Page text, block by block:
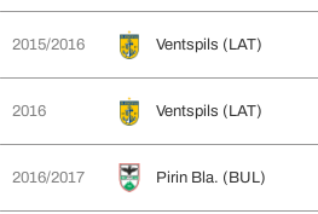
2015/2016 Ventspils (LAT)
2016 Ventspils (LAT)
2016/2017 Pirin Bla. (BUL)